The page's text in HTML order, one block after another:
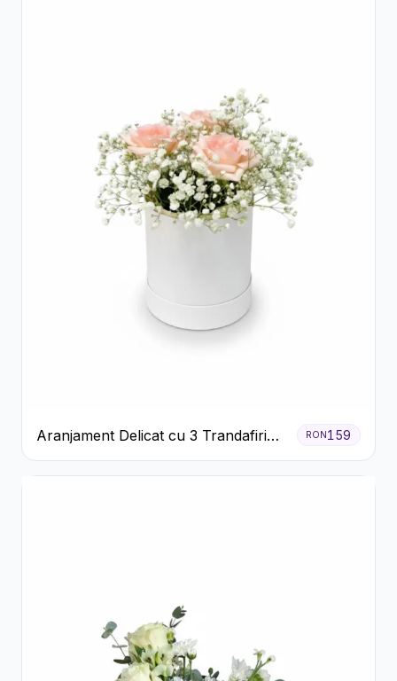
Aranjament Delicat cu 3 Trandafiri
Roz în Cutie Albă
RON 159